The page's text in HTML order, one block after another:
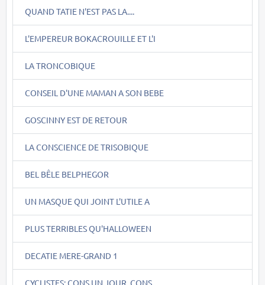
QUAND TATIE N'EST PAS LA....
L'EMPEREUR BOKACROUILLE ET L'I
LA TRONCOBIQUE
CONSEIL D'UNE MAMAN A SON BEBE
GOSCINNY EST DE RETOUR
LA CONSCIENCE DE TRISOBIQUE
BEL BÊLE BELPHEGOR
UN MASQUE QUI JOINT L'UTILE A
PLUS TERRIBLES QU'HALLOWEEN
DECATIE MERE-GRAND 1
CYCLISTES: CONS UN JOUR, CONS